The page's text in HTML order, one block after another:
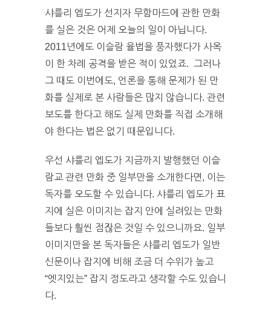
샤를리 엡도가 선지자 무함마드에 관한 만화
를 실은 것은 어제 오늘의 일이 아닙니다.
2011년에도 이슬람 율법을 풍자했다가 사옥
이 한 차례 공격을 받은 적이 있었죠. 그러나
그 때도 이번에도, 언론을 통해 문제가 된 만
화를 실제로 본 사람들은 많지 않습니다. 관련
보도를 한다고 해도 실제 만화를 직접 소개해
야 한다는 법은 없기 때문입니다.
우선 샤를리 엡도가 지금까지 발행했던 이슬
람교 관련 만화 중 일부만을 소개한다면, 이는
독자를 오도할 수 있습니다. 샤를리 엡도가 표
지에 실은 이미지는 잡지 안에 실려있는 만화
들보다 훨씬 점잖은 것일 수 있으니까요. 일부
이미지만을 본 독자들은 샤를리 엡도가 일반
신문이나 잡지에 비해 조금 더 수위가 높고
“엣지있는” 잡지 정도라고 생각할 수도 있습니
다.